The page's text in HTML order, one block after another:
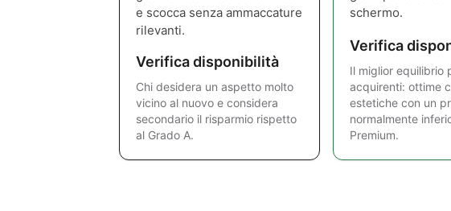
e scocca senza ammaccature
rilevanti.
Verifica disponibilità
Chi desidera un aspetto molto
vicino al nuovo e considera
secondario il risparmio rispetto
al Grado A.
schermo.
Verifica
Il miglior equilibrio
acquirenti: ottime
estetiche con un
normalmente
Premium.